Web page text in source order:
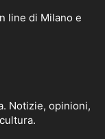
Notizie, opinioni,